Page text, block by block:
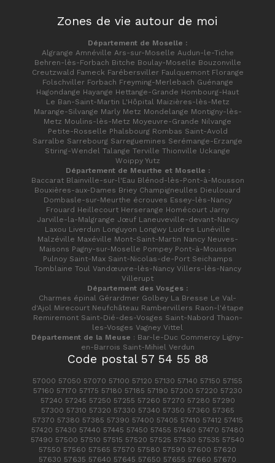
Zones de vie autour de moi
Département de Moselle :
Algrange Amnéville Ars-sur-Moselle Audun-le-Tiche
Behren-lès-Forbach Bitche Boulay-Moselle Bouzonville
Creutzwald Fameck Farébersviller Faulquemont Florange
Folschviller Forbach Freyming-Merlebach Guénange
Hagondange Hayange Hettange-Grande Hombourg-Haut
Le Ban-Saint-Martin L'Hôpital Maizières-lès-Metz
Marange-Silvange Marly Metz Mondelange Montigny-lès-
Metz Moulins-lès-Metz Moyeuvre-Grande Nilvange
Petite-Rosselle Phalsbourg Rombas Saint-Avold
Sarralbe Sarrebourg Sarreguemines Serémange-Erzange
Stiring-Wendel Talange Terville Thionville Uckange
Woippy Yutz
Département de Meurthe et Moselle :
Baccarat Blainville-sur-l'Eau Blénod-lès-Pont-à-Mousson
Bouxières-aux-Dames Briey Champigneulles Dieulouard
Dombasle-sur-Meurthe écrouves Essey-lès-Nancy
Frouard Heillecourt Herserange Homécourt Jarny
Jarville-la-Malgrange Jœuf Laneuveville-devant-Nancy
Laxou Liverdun Longuyon Longwy Ludres Lunéville
Malzéville Maxéville Mont-Saint-Martin Nancy Neuves-
Maisons Pagny-sur-Moselle Pompey Pont-à-Mousson
Pulnoy Saint-Max Saint-Nicolas-de-Port Seichamps
Tomblaine Toul Vandœuvre-lès-Nancy Villers-lès-Nancy
Villerupt
Département des Vosges :
Charmes épinal Gérardmer Golbey La Bresse Le Val-
d'Ajol Mirecourt Neufchâteau Rambervillers Raon-l'étape
Remiremont Saint-Dié-des-Vosges Saint-Nabord Thaon-
les-Vosges Vagney Vittel
Département de la Meuse : Bar-le-Duc Commercy Ligny-
en-Barrois Saint-Mihiel Verdun
Code postal 57 54 55 88
57000 57050 57070 57100 57120 57130 57140 57150 57155
57160 57170 57175 57180 57185 57190 57200 57220 57230
57240 57245 57250 57255 57260 57270 57280 57290
57300 57310 57320 57330 57340 57350 57360 57365
57370 57380 57385 57390 57400 57405 57410 57412 57415
57420 57430 57440 57445 57450 57455 57460 57470 57480
57490 57500 57510 57515 57520 57525 57530 57535 57540
57550 57560 57565 57570 57580 57590 57600 57620
57630 57635 57640 57645 57650 57655 57660 57670